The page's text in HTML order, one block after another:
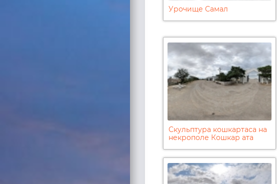
Урочище Самал
Скульптура кошкартаса на
некрополе Кошкар ата